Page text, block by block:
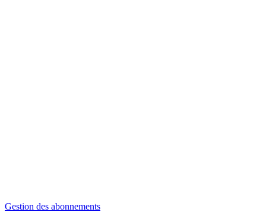
Gestion des abonnements